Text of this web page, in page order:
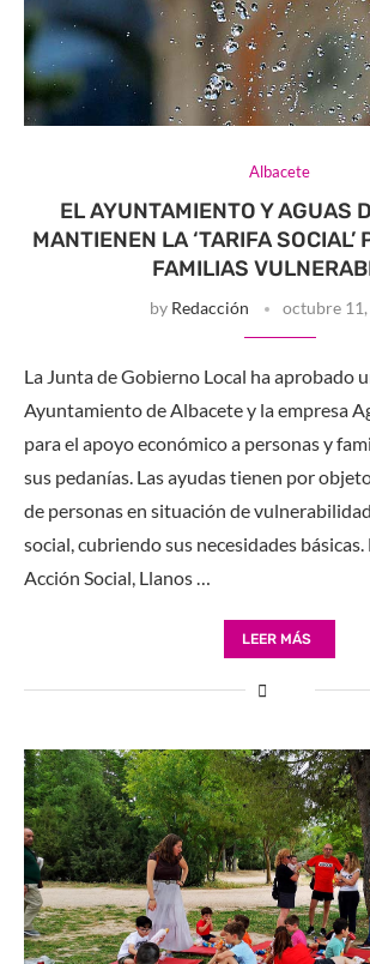
Albacete
EL AYUNTAMIENTO Y AGUAS
MANTIENEN LA ‘TARIFA SOCIAL’
FAMILIAS
by Redacción octubre
La Junta de Gobierno Local ha aprobado
Ayuntamiento de Albacete y la empresa
para el apoyo económico a personas y
sus pedanías. Las ayudas tienen por
de personas en situación de
social, cubriendo sus necesidades básicas.
Acción Social, Llanos …
LEER MÁS